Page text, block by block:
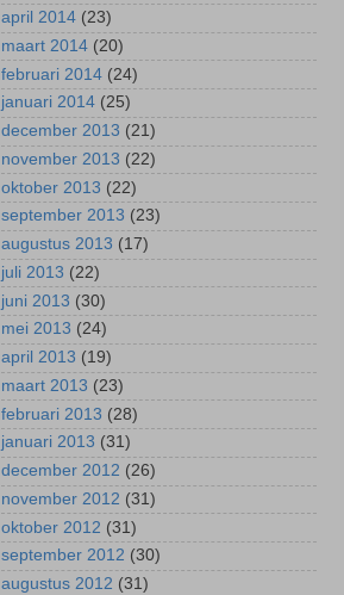
april 2014 (23)
maart 2014 (20)
februari 2014 (24)
januari 2014 (25)
december 2013 (21)
november 2013 (22)
oktober 2013 (22)
september 2013 (23)
augustus 2013 (17)
juli 2013 (22)
juni 2013 (30)
mei 2013 (24)
april 2013 (19)
maart 2013 (23)
februari 2013 (28)
januari 2013 (31)
december 2012 (26)
november 2012 (31)
oktober 2012 (31)
september 2012 (30)
augustus 2012 (31)